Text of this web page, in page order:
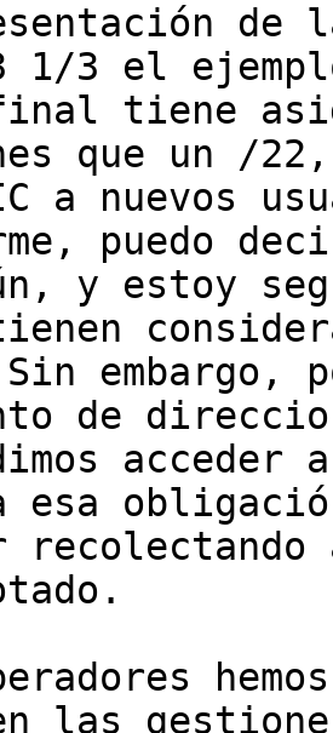
de
1/3 el
tiene
que un /
a nuevos
puedo
y estoy
de
acceder
esa
las